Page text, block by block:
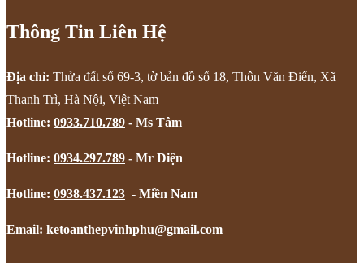
Thông Tin Liên Hệ
Địa chỉ: Thửa đất số 69-3, tờ bản đồ số 18, Thôn Văn Điển, Xã
Thanh Trì, Hà Nội, Việt Nam
Hotline: 0933.710.789 - Ms Tâm
Hotline: 0934.297.789 - Mr Diện
Hotline: 0938.437.123 - Miền Nam
Email: ketoanthepvinhphu@gmail.com